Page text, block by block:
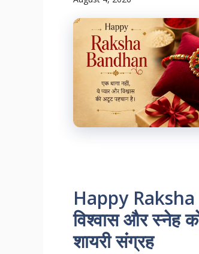
Happy
विश्वास और स्नेह
शायरी संग्रह